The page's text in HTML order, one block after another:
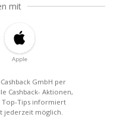
mit
Apple
GmbH per
Cashback- Aktionen,
Top-Tips informiert
jederzeit möglich.